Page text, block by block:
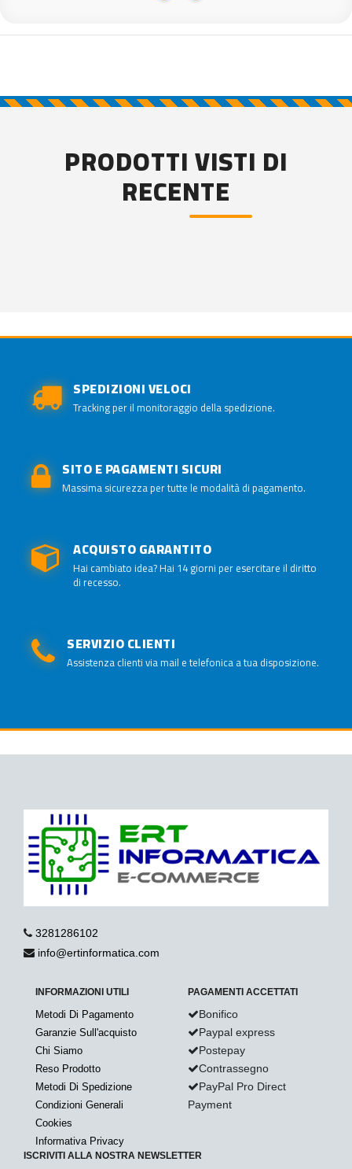
PRODOTTI VISTI DI
RECENTE
SPEDIZIONI VELOCI
Tracking per il monitoraggio della spedizione.
SITO E PAGAMENTI SICURI
Massima sicurezza per tutte le modalità di pagamento.
ACQUISTO GARANTITO
Hai cambiato idea? Hai 14 giorni per esercitare il diritto
di recesso.
SERVIZIO CLIENTI
Assistenza clienti via mail e telefonica a tua disposizione.
3281286102
info@ertinformatica.com
INFORMAZIONI UTILI
Metodi Di Pagamento
Garanzie Sull'acquisto
Chi Siamo
Reso Prodotto
Metodi Di Spedizione
Condizioni Generali
Cookies
Informativa Privacy
PAGAMENTI ACCETTATI
Bonifico
Paypal express
Postepay
Contrassegno
PayPal Pro Direct
Payment
ISCRIVITI ALLA NOSTRA NEWSLETTER